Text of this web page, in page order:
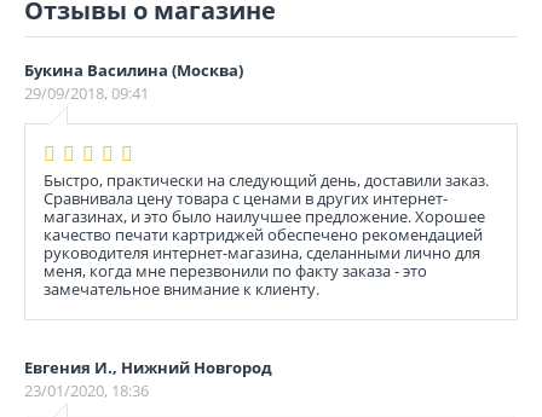
Отзывы о магазине
Букина Василина (Москва)
29/09/2018, 09:41
Быстро, практически на следующий день, доставили заказ.
Сравнивала цену товара с ценами в других интернет-
магазинах, и это было наилучшее предложение. Хорошее
качество печати картриджей обеспечено рекомендацией
руководителя интернет-магазина, сделанными лично для
меня, когда мне перезвонили по факту заказа - это
замечательное внимание к клиенту.
Евгения И., Нижний Новгород
23/01/2020, 18:36